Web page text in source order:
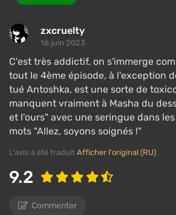
zxcruelty
16 juin 2023
C'est très addictif, on s'immerge
tout le 4ème épisode, à l'exception
tué Antoshka, est une sorte de
manquent vraiment à Masha du
et l'ours" avec une seringue dans
mots "Allez, soyons soignés !"
L'avis a été traduit Afficher l'original (RU)
9.2
Commenter